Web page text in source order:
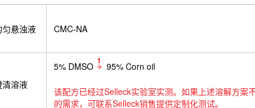
匀悬浊液 CMC-NA
清溶液
5% DMSO 1 95% Corn oil
该配方已经过Selleck实验室实测。如果上述溶解方案
的需求，可联系Selleck销售提供定制化测试。